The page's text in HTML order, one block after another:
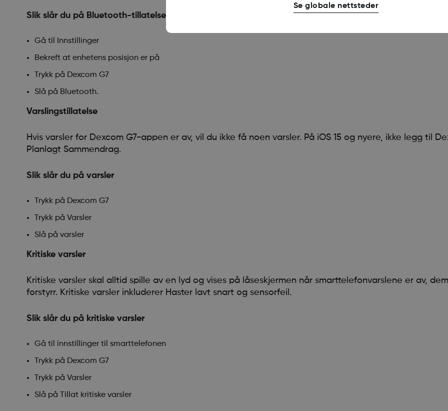
Slik slår du på Bluetooth-tillatelse
Gå til Innstillinger
Bekreft at enhetens posisjon er på
Trykk på Dexcom G7
Slå på Bluetooth.
Varslingstillatelse
Hvis varsler for Dexcom G7-appen er av, vil du ikke få noen varsler. På iOS 15 og nyere, ikke legg til
Planlagt Sammendrag.
Slik slår du på varsler
Trykk på Dexcom G7
Trykk på Varsler
Slå på varsler
Kritiske varsler
Kritiske varsler skal alltid spille av en lyd og vises på låseskjermen når smarttelefonvarslene er av,
forstyrr. Kritiske varsler inkluderer Haster lavt snart og sensorfeil.
Slik slår du på kritiske varsler
Gå til innstillinger til smarttelefonen
Trykk på Dexcom G7
Trykk på Varsler
Slå på Tillat kritiske varsler
Se globale nettsteder